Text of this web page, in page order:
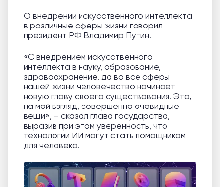
О внедрении искусственного интеллекта
в различные сферы жизни говорил
президент РФ Владимир Путин.
«С внедрением искусственного
интеллекта в науку, образование,
здравоохранение, да во все сферы
нашей жизни человечество начинает
новую главу своего существования. Это,
на мой взгляд, совершенно очевидные
вещи», – сказал глава государства,
выразив при этом уверенность, что
технологии ИИ могут стать помощником
для человека.